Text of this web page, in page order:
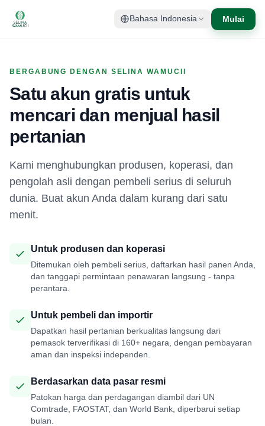
Bahasa Indonesia Mulai
BERGABUNG DENGAN SELINA WAMUCII
Satu akun gratis untuk
mencari dan menjual hasil
pertanian
Kami menghubungkan produsen, koperasi, dan
pengolah asli dengan pembeli serius di seluruh
dunia. Buat akun Anda dalam kurang dari satu
menit.
Untuk produsen dan koperasi
Ditemukan oleh pembeli serius, daftarkan hasil panen Anda,
dan tanggapi permintaan penawaran langsung - tanpa
perantara.
Untuk pembeli dan importir
Dapatkan hasil pertanian berkualitas langsung dari
pemasok terverifikasi di 160+ negara, dengan pembayaran
aman dan inspeksi independen.
Berdasarkan data pasar resmi
Patokan harga dan perdagangan diambil dari UN
Comtrade, FAOSTAT, dan World Bank, diperbarui setiap
bulan.